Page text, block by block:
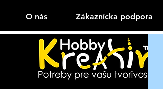
O nás Zákaznícka podpora